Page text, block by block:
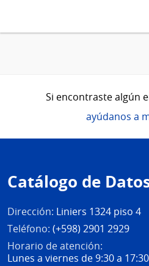
Si encontraste algún
ayúdanos a
de
página
Catálogo de
Dirección: Liniers 1324 piso 4
Teléfono: (+598) 2901 2929
Horario de atención:
Lunes a viernes de 9:30 a